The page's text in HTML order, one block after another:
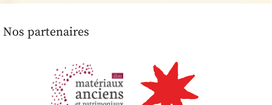
Nos partenaires